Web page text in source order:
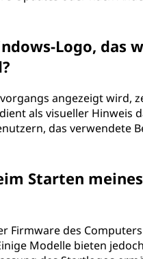
Logo, das
angezeigt wird,
als visueller Hinweis
das verwendete
Starten
Firmware des
Modelle bieten